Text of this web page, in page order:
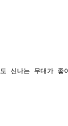
신나는 무대가